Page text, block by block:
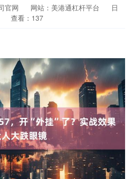
官网 网站：美港通杠杆平台
日
查看：137